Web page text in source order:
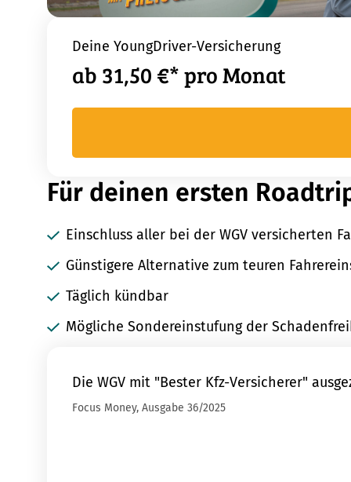
Deine YoungDriver-Versicherung
ab 31,50 €* pro Monat
Für deinen ersten
Einschluss aller bei der WGV versicherten
Günstigere Alternative zum teuren
Täglich kündbar
Mögliche Sondereinstufung der
Die WGV mit "Bester Kfz-Versicherer"
Focus Money, Ausgabe 36/2025